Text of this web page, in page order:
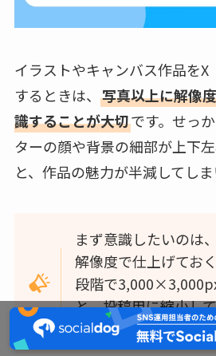
イラストやキャンバス作品を
するときは、 写真以上に解像
識することが大切です。せっ
ターの顔や背景の細部が上下
と、作品の魅力が半減してしま
まず意識したいのは
解像度で仕上げてお
段階で
と、投稿用に縮小し
や色の発色をキープ